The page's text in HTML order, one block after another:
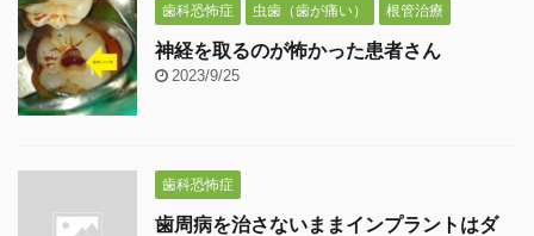
歯科恐怖症 虫歯（歯が痛い） 根管治療
神経を取るのが怖かった患者さん
2023/9/25
歯科恐怖症
歯周病を治さないままインプラントはダ